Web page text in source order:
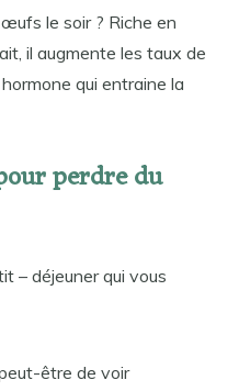
le soir ? Riche en
il augmente les taux de
qui entraine la
perdre du
– déjeuner qui vous
être de voir